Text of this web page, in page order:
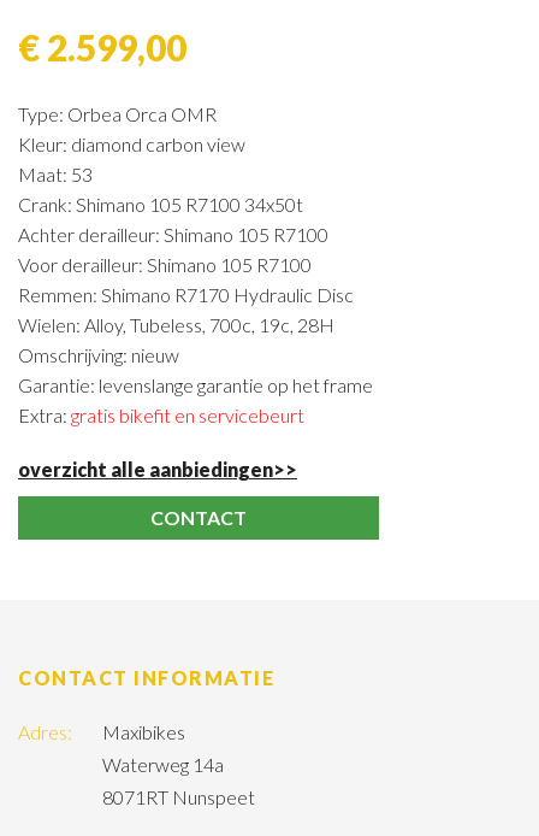
€ 2.599,00
Type: Orbea Orca OMR
Kleur: diamond carbon view
Maat: 53
Crank: Shimano 105 R7100 34x50t
Achter derailleur: Shimano 105 R7100
Voor derailleur: Shimano 105 R7100
Remmen: Shimano R7170 Hydraulic Disc
Wielen: Alloy, Tubeless, 700c, 19c, 28H
Omschrijving: nieuw
Garantie: levenslange garantie op het frame
Extra: gratis bikefit en servicebeurt
overzicht alle aanbiedingen>>
CONTACT
CONTACT INFORMATIE
Adres:
Maxibikes
Waterweg 14a
8071RT Nunspeet